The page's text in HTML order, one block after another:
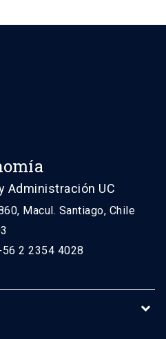
Administración UC
Macul. Santiago, Chile
2 2354 4028